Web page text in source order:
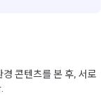
콘텐츠를 본 후, 서로